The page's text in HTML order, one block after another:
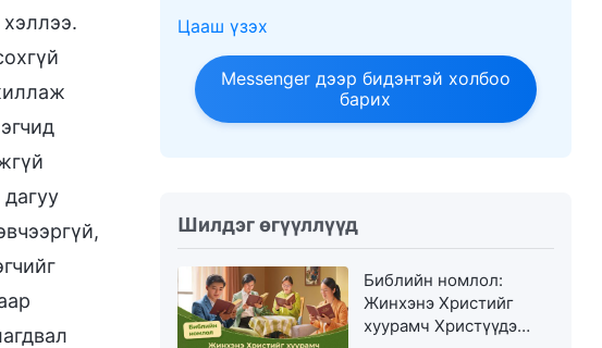
Цааш үзэх
Messenger дээр бидэнтэй холбоо
барих
Шилдэг өгүүллүүд
Библийн номлол:
Жинхэнэ Христийг
хуурамч Христүүдээс